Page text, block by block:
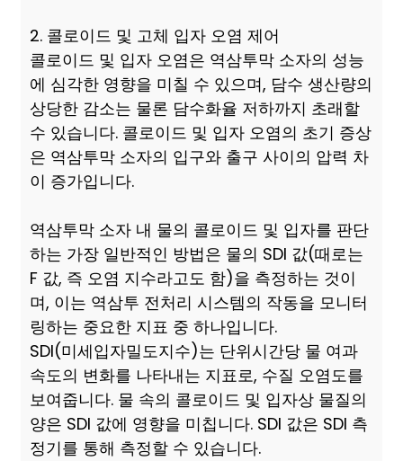
2. 콜로이드 및 고체 입자 오염 제어
콜로이드 및 입자 오염은 역삼투막 소자의 성능
에 심각한 영향을 미칠 수 있으며, 담수 생산량의
상당한 감소는 물론 담수화율 저하까지 초래할
수 있습니다. 콜로이드 및 입자 오염의 초기 증상
은 역삼투막 소자의 입구와 출구 사이의 압력 차
이 증가입니다.
역삼투막 소자 내 물의 콜로이드 및 입자를 판단
하는 가장 일반적인 방법은 물의 SDI 값(때로는
F 값, 즉 오염 지수라고도 함)을 측정하는 것이
며, 이는 역삼투 전처리 시스템의 작동을 모니터
링하는 중요한 지표 중 하나입니다.
SDI(미세입자밀도지수)는 단위시간당 물 여과
속도의 변화를 나타내는 지표로, 수질 오염도를
보여줍니다. 물 속의 콜로이드 및 입자상 물질의
양은 SDI 값에 영향을 미칩니다. SDI 값은 SDI 측
정기를 통해 측정할 수 있습니다.